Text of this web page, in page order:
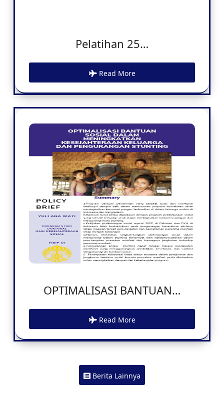
Pelatihan 25…
Read More
OPTIMALISASI BANTUAN…
Read More
Berita Lainnya